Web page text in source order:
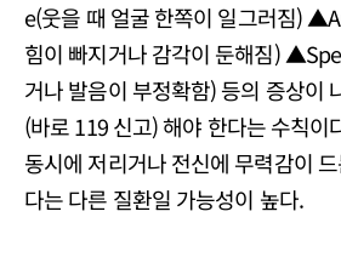
e(웃을 때 얼굴 한쪽이 일그러짐)
힘이 빠지거나 감각이 둔해짐)
거나 발음이 부정확함) 등의 증상
(바로 119 신고) 해야 한다는 수칙이
동시에 저리거나 전신에 무력감이
다는 다른 질환일 가능성이 높다.